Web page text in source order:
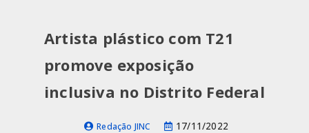
Artista plástico com T21
promove exposição
inclusiva no Distrito Federal
Redação JINC
17/11/2022